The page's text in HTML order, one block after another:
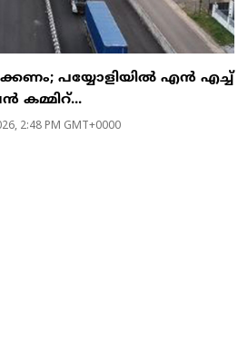
പയ്യോളിയിൽ എൻ എച്ച്
കമ്മിറ്...
2:48 PM GMT+0000